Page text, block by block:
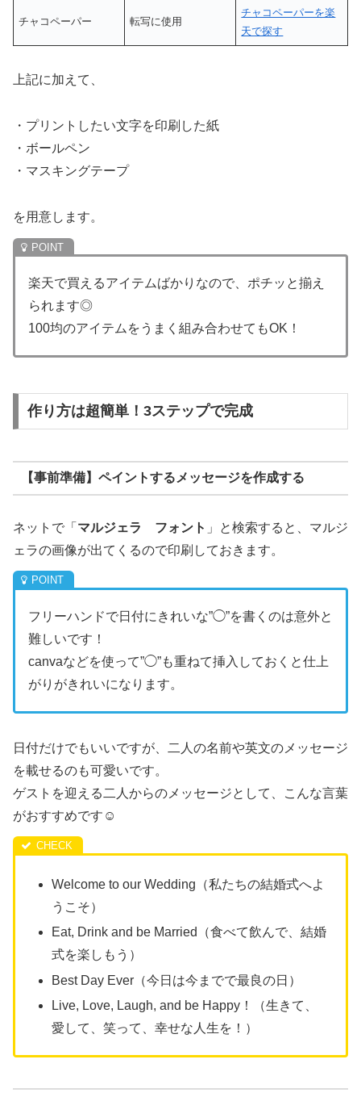
チャコペーパー 転写に使用
チャコペーパーを楽
天で探す
上記に加えて、
・プリントしたい文字を印刷した紙
・ボールペン
・マスキングテープ
を用意します。
楽天で買えるアイテムばかりなので、ポチッと揃え
られます◎
100均のアイテムをうまく組み合わせてもOK！
作り方は超簡単！3ステップで完成
【事前準備】ペイントするメッセージを作成する
ネットで「 マルジェラ フォント 」と検索すると、マルジ
ェラの画像が出てくるので印刷しておきます。
フリーハンドで日付にきれいな”◯”を書くのは意外と
難しいです！
canvaなどを使って”◯”も重ねて挿入しておくと仕上
がりがきれいになります。
日付だけでもいいですが、二人の名前や英文のメッセージ
を載せるのも可愛いです。
ゲストを迎える二人からのメッセージとして、こんな言葉
がおすすめです☺
Welcome to our Wedding（私たちの結婚式へよ
うこそ）
Eat, Drink and be Married（食べて飲んで、結婚
式を楽しもう）
Best Day Ever（今日は今までで最良の日）
Live, Love, Laugh, and be Happy！（生きて、
愛して、笑って、幸せな人生を！）